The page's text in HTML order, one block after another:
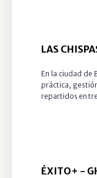
LAS
En la ciudad
práctica,
repartidos en
ÉXITO+ -